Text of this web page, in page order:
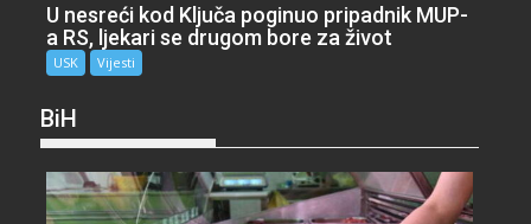
U nesreći kod Ključa poginuo pripadnik MUP-
a RS, ljekari se drugom bore za život
USK Vijesti
BiH